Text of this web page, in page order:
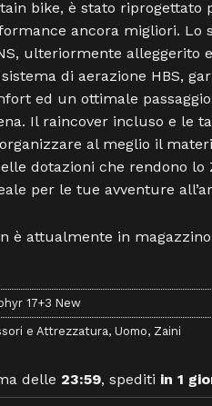
bike, è stato riprogettato
ancora migliori. Lo
ulteriormente alleggerito e
di aerazione HBS,
ed un ottimale passaggio
Il raincover incluso e le
al meglio il
dotazioni che rendono lo
per le tue avventure
è attualmente in
17+3 New
e Attrezzatura, Uomo, Zaini
delle 23:59, spediti in 1